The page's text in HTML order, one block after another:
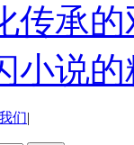
传承
小说
们|